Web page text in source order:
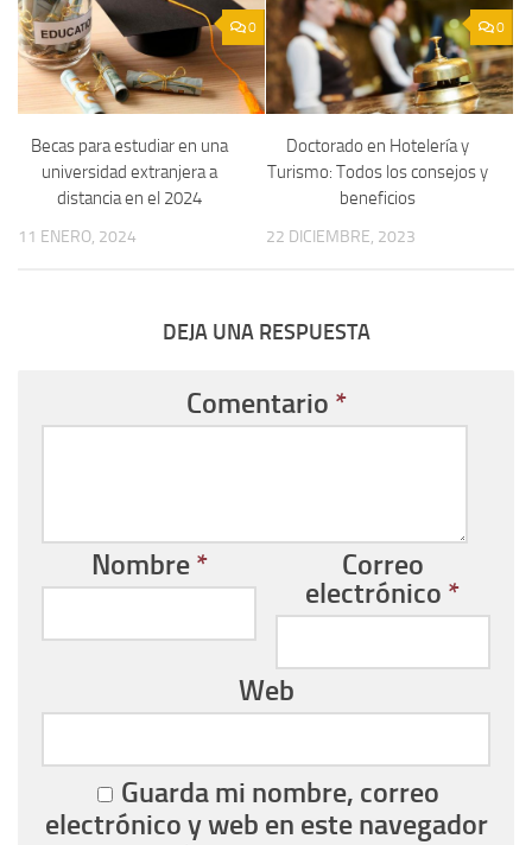
0
Becas para estudiar en una
universidad extranjera a
distancia en el 2024
11 ENERO, 2024
0
Doctorado en Hotelería y
Turismo: Todos los consejos y
beneficios
22 DICIEMBRE, 2023
DEJA UNA RESPUESTA
Comentario *
Nombre *
Correo
electrónico *
Web
Guarda mi nombre, correo
electrónico y web en este navegador